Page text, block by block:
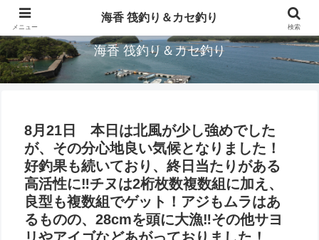
三重県鳥羽市/浦村(うらむら)筏釣り＆カセ釣り海香です。
海香 筏釣り＆カセ釣り
8月21日 本日は北風が少し強めでした
が、その分心地良い気候となりました！
好釣果も続いており、終日当たりがある
高活性に‼︎チヌは2桁枚数複数組に加え、
良型も複数組でゲット！アジもムラはあ
るものの、28cmを頭に大漁‼︎その他サヨ
メニュー
海香 筏釣り＆カセ釣り
検索